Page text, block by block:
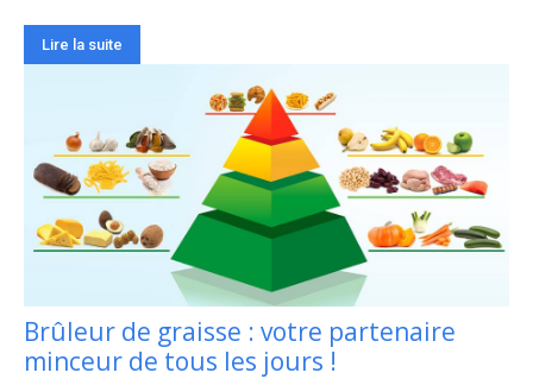
Lire la suite
Brûleur de graisse : votre partenaire
minceur de tous les jours !